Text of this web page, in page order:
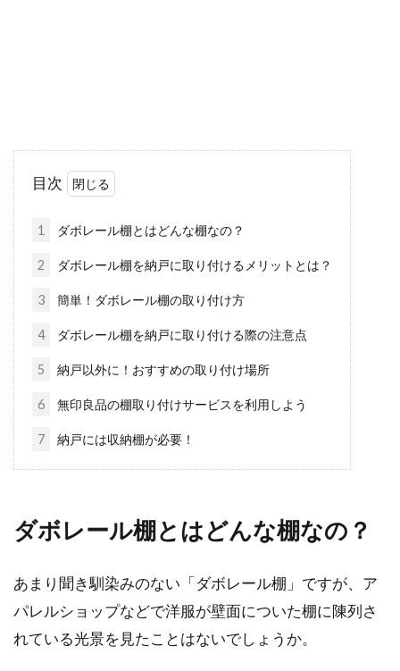
て揃う！その種類と使い方
防寒対策をしているのに、「いまいち効果が実
感出来ない！」と感じていませんか？それは、
防寒対策...
憧れのニッチを我が家にも！玄関は
注文住宅を検討している方の中には、「おしゃ
れな家でよくみかけるニッチを我が家でも取り
入れたい！」...
木造は避けるべき？賃貸物件に子供
辺環境、築年数を重視する方は多くいらっしゃ
います。...
目次
1 ダボレール棚とはどんな棚なの？
2 ダボレール棚を納戸に取り付けるメリットとは？
3 簡単！ダボレール棚の取り付け方
4 ダボレール棚を納戸に取り付ける際の注意点
5 納戸以外に！おすすめの取り付け場所
6 無印良品の棚取り付けサービスを利用しよう
7 納戸には収納棚が必要！
ダボレール棚とはどんな棚なの？
あまり聞き馴染みのない「ダボレール棚」ですが、ア
パレルショップなどで洋服が壁面についた棚に陳列さ
れている光景を見たことはないでしょうか。